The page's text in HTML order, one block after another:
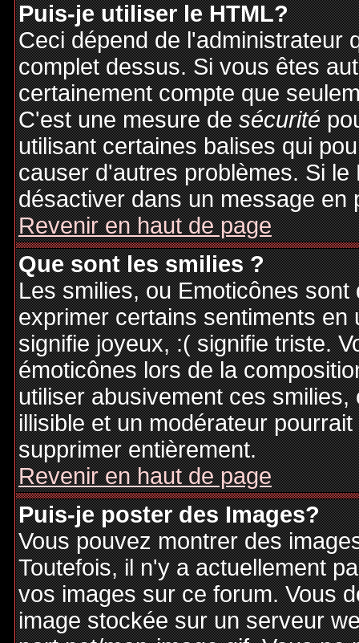
Puis-je utiliser le HTML?
Ceci dépend de l'administrateur
complet dessus. Si vous êtes
certainement compte que
C'est une mesure desécurité
utilisant certaines balises qui
causer d'autres problèmes. Si
désactiver dans un message en
Revenir en haut de page
Que sont les smilies ?
Les smilies, ou Emoticônes
exprimer certains sentiments
signifie joyeux, :( signifie triste.
émoticônes lors de la
utiliser abusivement ces
illisible et un modérateur
supprimer entièrement.
Revenir en haut de page
Puis-je poster des Images?
Vous pouvez montrer des
Toutefois, il n'y a actuellement
vos images sur ce forum. Vous
image stockée sur un serveur